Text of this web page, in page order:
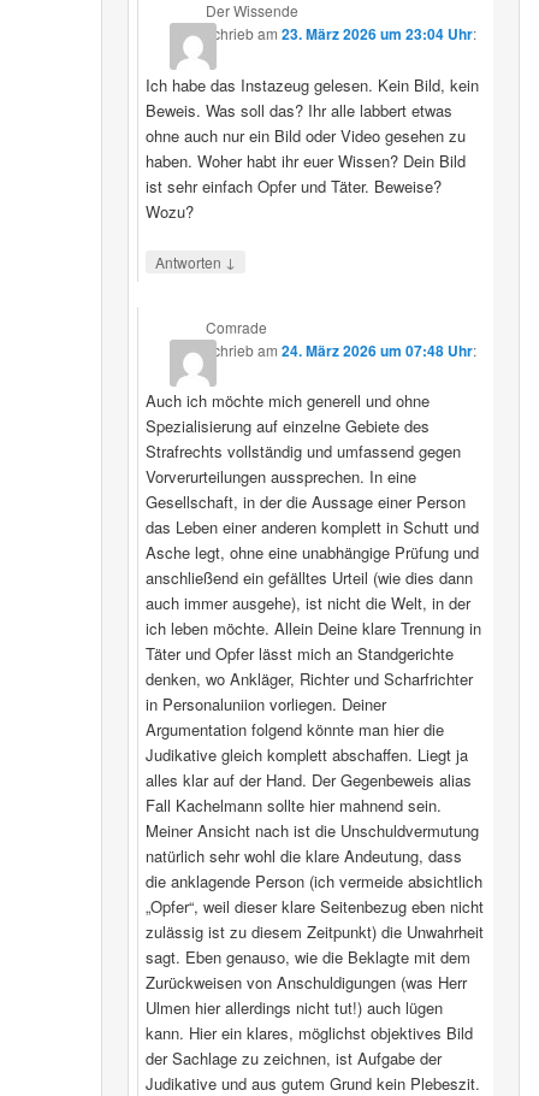
Der Wissende
schriebam23. März 2026 um 23:04 Uhr:
Ich habe das Instazeug gelesen. Kein Bild, kein
Beweis. Was soll das? Ihr alle labbert etwas
ohne auch nur ein Bild oder Video gesehen zu
haben. Woher habt ihr euer Wissen? Dein Bild
ist sehr einfach Opfer und Täter. Beweise?
Wozu?
Antworten ↓
Comrade
schriebam24. März 2026 um 07:48 Uhr:
Auch ich möchte mich generell und ohne
Spezialisierung auf einzelne Gebiete des
Strafrechts vollständig und umfassend gegen
Vorverurteilungen aussprechen. In eine
Gesellschaft, in der die Aussage einer Person
das Leben einer anderen komplett in Schutt und
Asche legt, ohne eine unabhängige Prüfung und
anschließend ein gefälltes Urteil (wie dies dann
auch immer ausgehe), ist nicht die Welt, in der
ich leben möchte. Allein Deine klare Trennung in
Täter und Opfer lässt mich an Standgerichte
denken, wo Ankläger, Richter und Scharfrichter
in Personaluniion vorliegen. Deiner
Argumentation folgend könnte man hier die
Judikative gleich komplett abschaffen. Liegt ja
alles klar auf der Hand. Der Gegenbeweis alias
Fall Kachelmann sollte hier mahnend sein.
Meiner Ansicht nach ist die Unschuldvermutung
natürlich sehr wohl die klare Andeutung, dass
die anklagende Person (ich vermeide absichtlich
„Opfer“, weil dieser klare Seitenbezug eben nicht
zulässig ist zu diesem Zeitpunkt) die Unwahrheit
sagt. Eben genauso, wie die Beklagte mit dem
Zurückweisen von Anschuldigungen (was Herr
Ulmen hier allerdings nicht tut!) auch lügen
kann. Hier ein klares, möglichst objektives Bild
der Sachlage zu zeichnen, ist Aufgabe der
Judikative und aus gutem Grund kein Plebeszit.